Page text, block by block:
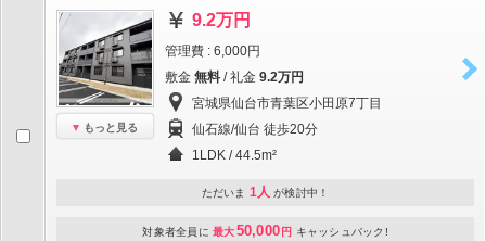
もっと見る
9.2万円
管理費 : 6,000円
敷金 無料 / 礼金 9.2万円
宮城県仙台市青葉区小田原7丁目
仙石線/仙台 徒歩20分
1LDK / 44.5m²
ただいま 1人 が検討中！
対象者全員に 最大50,000 円 キャッシュバック!